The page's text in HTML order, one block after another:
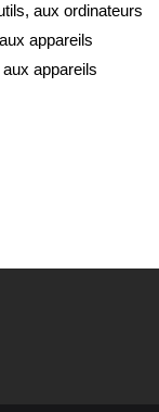
aux ordinateurs
appareils
appareils